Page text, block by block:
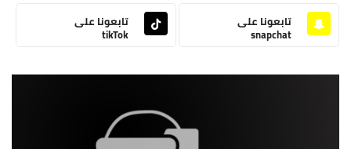
تابعونا على
snapchat
تابعونا على
tikTok